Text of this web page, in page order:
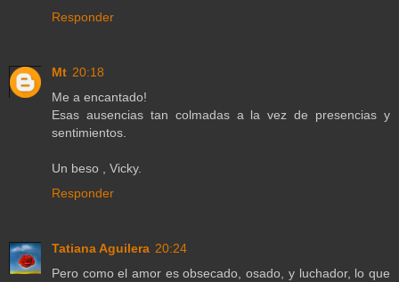
Responder
Mt 20:18
Me a encantado!
Esas ausencias tan colmadas a la vez de presencias y
sentimientos.
Un beso , Vicky.
Responder
Tatiana Aguilera 20:24
Pero como el amor es obsecado, osado, y luchador, lo que